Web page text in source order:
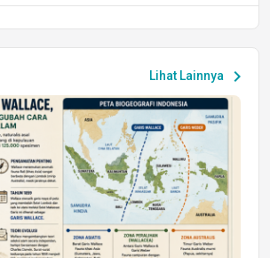
Peluang Kerja dan Magang
Jumat, 17 Jul 2026 22:30
DAERAH
Astra Motor Kalimantan Timur 2 Dukung
Mahasiswa Samarinda dalam Astra
Honda SDGs Future Leaders 2026
Jumat, 10 Jul 2026 19:01
Lihat Lainnya chevron_right